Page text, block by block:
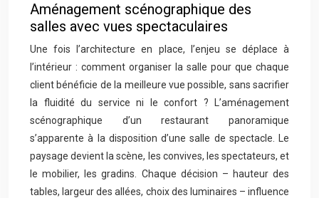
Aménagement scénographique des
salles avec vues spectaculaires
Une fois l’architecture en place, l’enjeu se déplace à
l’intérieur : comment organiser la salle pour que chaque
client bénéficie de la meilleure vue possible, sans sacrifier
la fluidité du service ni le confort ? L’aménagement
scénographique d’un restaurant panoramique
s’apparente à la disposition d’une salle de spectacle. Le
paysage devient la scène, les convives, les spectateurs, et
le mobilier, les gradins. Chaque décision – hauteur des
tables, largeur des allées, choix des luminaires – influence